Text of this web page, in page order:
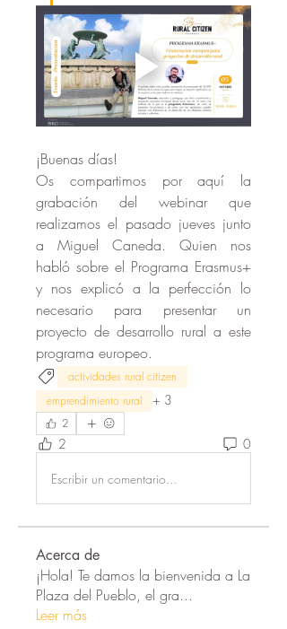
¡Buenas días!
Os compartimos por aquí la
grabación del webinar que
realizamos el pasado jueves junto
a Miguel Caneda. Quien nos
habló sobre el Programa Erasmus+
y nos explicó a la perfección lo
necesario para presentar un
proyecto de desarrollo rural a este
programa europeo.
actividades rural citizen
emprendimiento rural
+ 3
2
2 0
Escribir un comentario...
Acerca de
¡Hola! Te damos la bienvenida a La
Plaza del Pueblo, el gra...
Leer más